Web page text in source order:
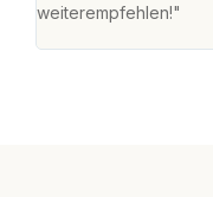
weiterempfehlen!"